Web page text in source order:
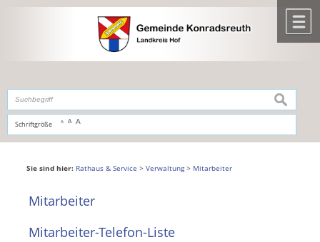
,zur Navigationoderzur Startseitespringen.
Schriftgröße A A A
suchen
Sie sind hier: Rathaus & Service > Verwaltung> Mitarbeiter
Mitarbeiter
Mitarbeiter-Telefon-Liste